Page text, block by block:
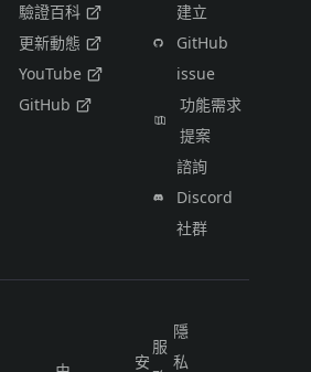
驗證百科
更新動態
YouTube
GitHub
建立
GitHub
issue
功能需求
提案
諮詢
Discord
社群
安
服
隱
私